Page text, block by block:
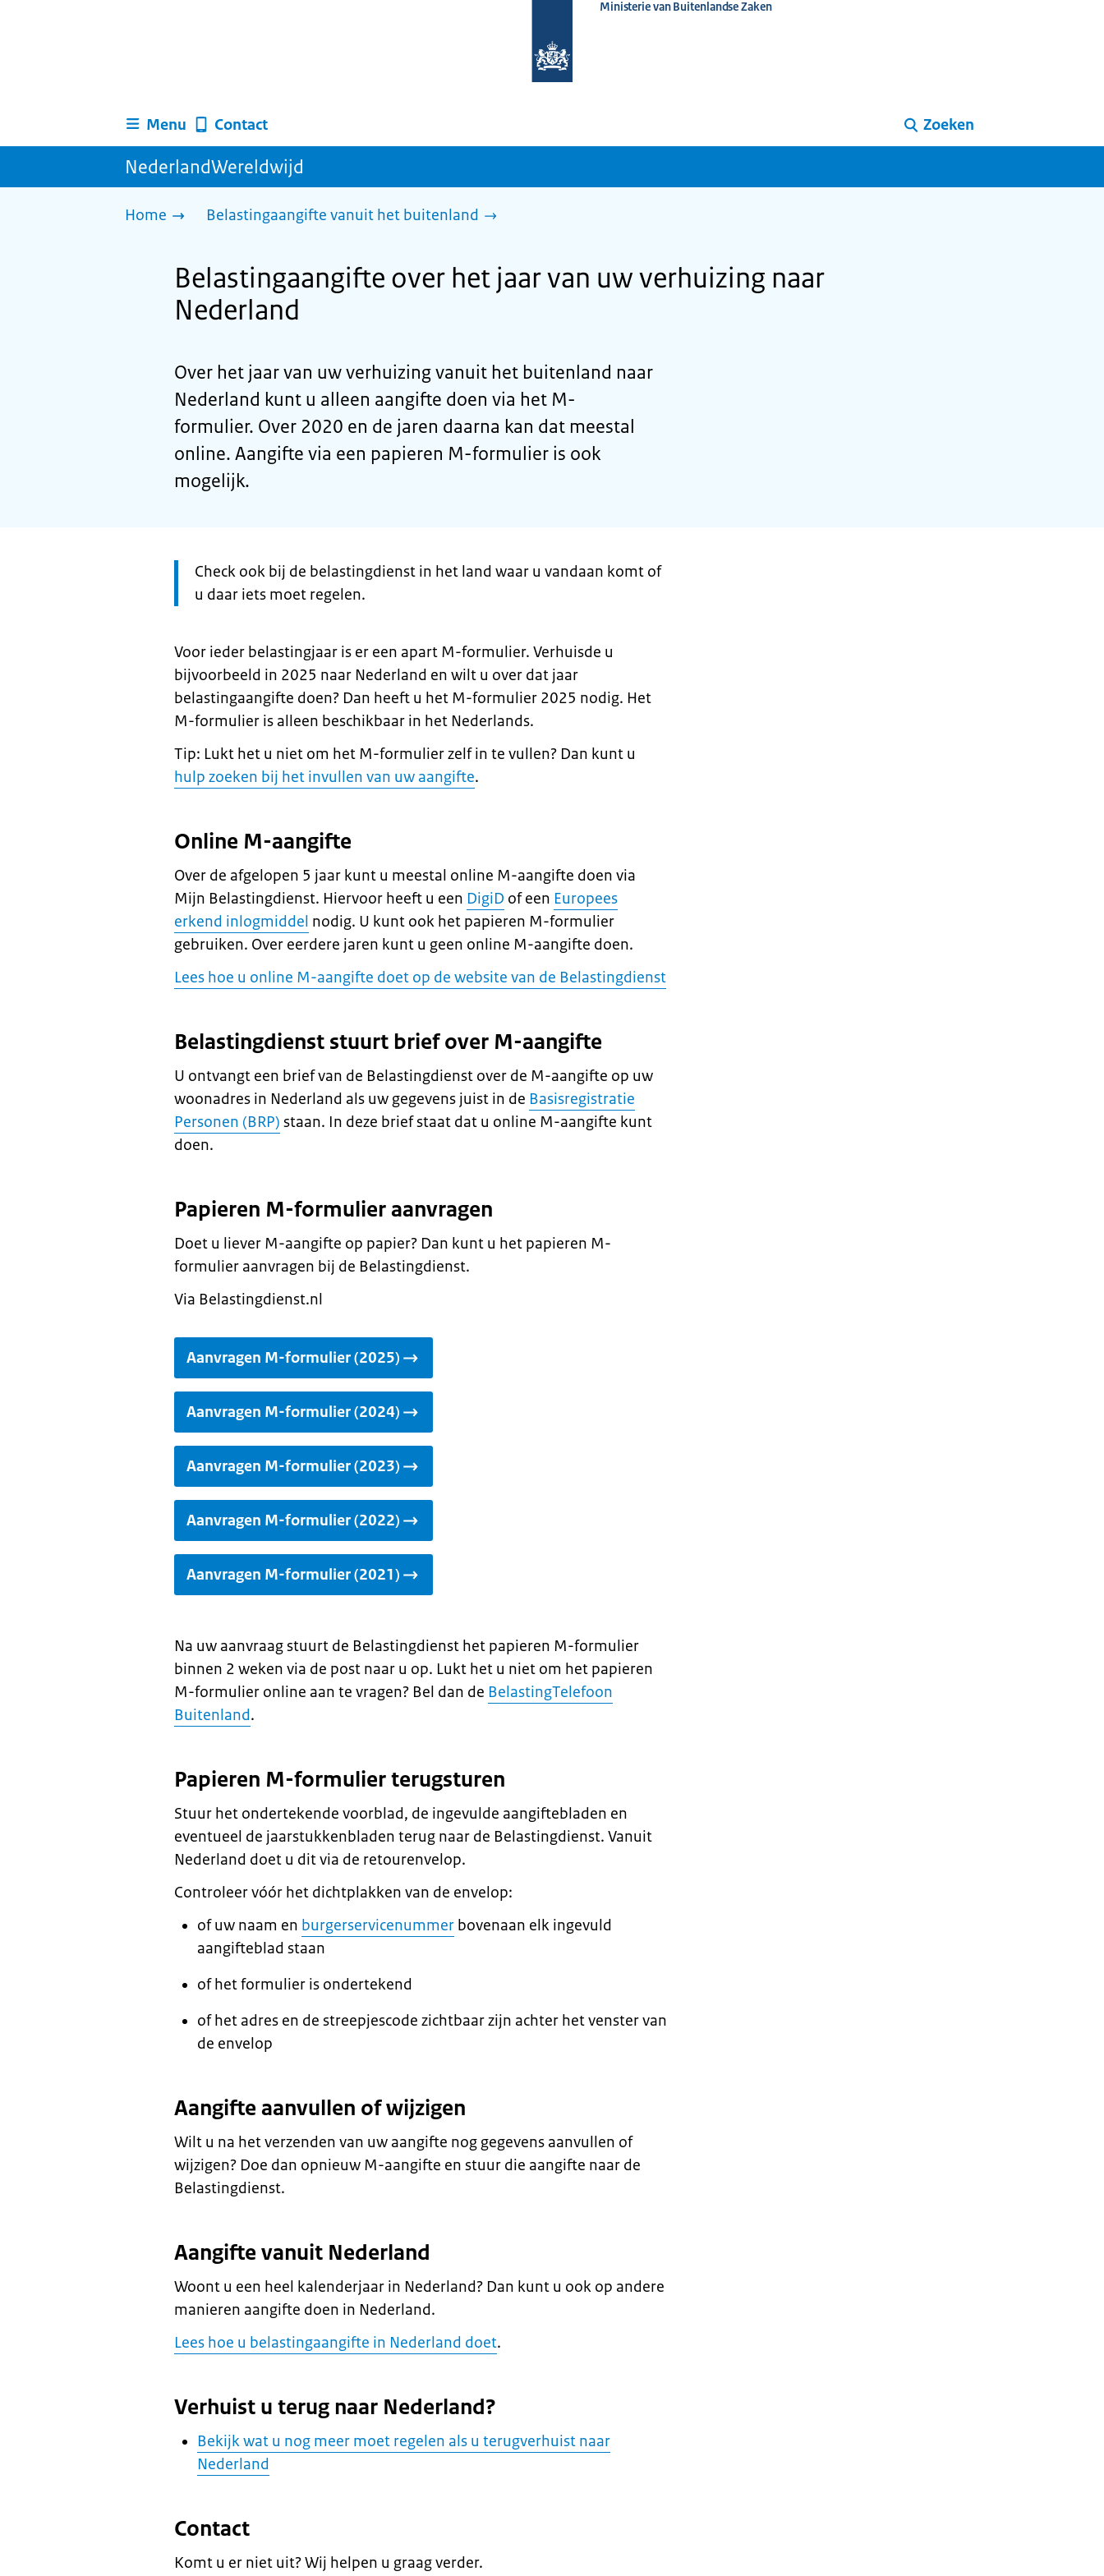
homepage
Ministerie van Buitenlandse Zaken
Menu Contact Zoeken
NederlandWereldwijd
Home Belastingaangifte vanuit het buitenland
Belastingaangifte over het jaar van uw verhuizing naar
Nederland
Over het jaar van uw verhuizing vanuit het buitenland naar
Nederland kunt u alleen aangifte doen via het M-
formulier. Over 2020 en de jaren daarna kan dat meestal
online. Aangifte via een papieren M-formulier is ook
mogelijk.
Let
op:
Check ook bij de belastingdienst in het land waar u vandaan komt of
u daar iets moet regelen.
Voor ieder belastingjaar is er een apart M-formulier. Verhuisde u
bijvoorbeeld in 2025 naar Nederland en wilt u over dat jaar
belastingaangifte doen? Dan heeft u het M-formulier 2025 nodig. Het
M-formulier is alleen beschikbaar in het Nederlands.
Tip: Lukt het u niet om het M-formulier zelf in te vullen? Dan kunt u
hulp zoeken bij het invullen van uw aangifte.
Online M-aangifte
Over de afgelopen 5 jaar kunt u meestal online M-aangifte doen via
Mijn Belastingdienst. Hiervoor heeft u een DigiD of een Europees
erkend inlogmiddel nodig. U kunt ook het papieren M-formulier
gebruiken. Over eerdere jaren kunt u geen online M-aangifte doen.
Lees hoe u online M-aangifte doet op de website van de Belastingdienst
Belastingdienst stuurt brief over M-aangifte
U ontvangt een brief van de Belastingdienst over de M-aangifte op uw
woonadres in Nederland als uw gegevens juist in de Basisregistratie
Personen (BRP) staan. In deze brief staat dat u online M-aangifte kunt
doen.
Papieren M-formulier aanvragen
Doet u liever M-aangifte op papier? Dan kunt u het papieren M-
formulier aanvragen bij de Belastingdienst.
Via Belastingdienst.nl
Aanvragen M-formulier (2025)
Aanvragen M-formulier (2024)
Aanvragen M-formulier (2023)
Aanvragen M-formulier (2022)
Aanvragen M-formulier (2021)
Na uw aanvraag stuurt de Belastingdienst het papieren M-formulier
binnen 2 weken via de post naar u op. Lukt het u niet om het papieren
M-formulier online aan te vragen? Bel dan de BelastingTelefoon
Buitenland.
Papieren M-formulier terugsturen
Stuur het ondertekende voorblad, de ingevulde aangiftebladen en
eventueel de jaarstukkenbladen terug naar de Belastingdienst. Vanuit
Nederland doet u dit via de retourenvelop.
Controleer vóór het dichtplakken van de envelop:
of uw naam en burgerservicenummer bovenaan elk ingevuld
aangifteblad staan
of het formulier is ondertekend
of het adres en de streepjescode zichtbaar zijn achter het venster van
de envelop
Aangifte aanvullen of wijzigen
Wilt u na het verzenden van uw aangifte nog gegevens aanvullen of
wijzigen? Doe dan opnieuw M-aangifte en stuur die aangifte naar de
Belastingdienst.
Aangifte vanuit Nederland
Woont u een heel kalenderjaar in Nederland? Dan kunt u ook op andere
manieren aangifte doen in Nederland.
Lees hoe u belastingaangifte in Nederland doet.
Verhuist u terug naar Nederland?
Bekijk wat u nog meer moet regelen als u terugverhuist naar
Nederland
Contact
Komt u er niet uit? Wij helpen u graag verder.